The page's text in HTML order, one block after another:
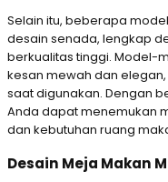
Selain itu, beberapa
desain senada, lengkap
berkualitas tinggi. Model-
kesan mewah dan
saat digunakan. Dengan
Anda dapat menemukan
dan kebutuhan ruang
Desain Meja Makan